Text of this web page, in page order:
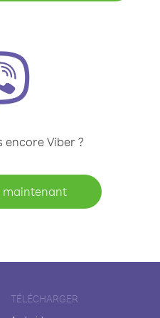
encore Viber ?
maintenant
TÉLÉCHARGER